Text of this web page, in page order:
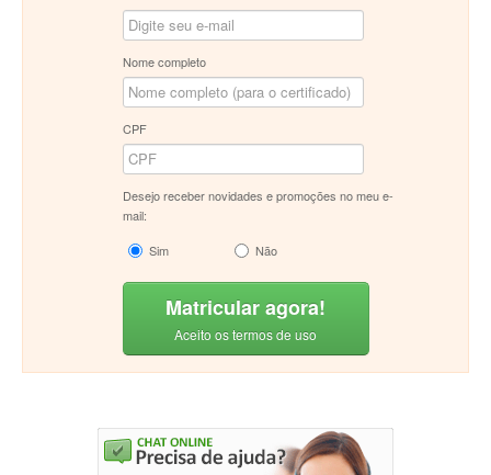
Nome completo
CPF
Desejo receber novidades e promoções no meu e-
mail:
Sim
Não
Matricular agora!
Aceito os termos de uso